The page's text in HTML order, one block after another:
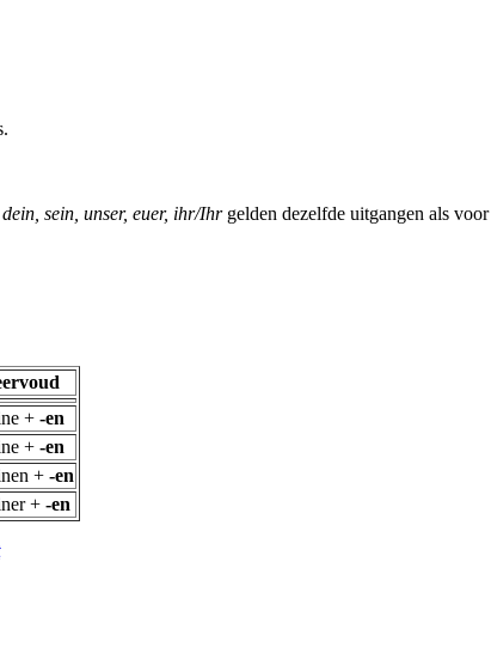
sein, unser, euer, ihr/Ihrgelden dezelfde uitgangen als voor
+ -en
+ -en
+ -en
+ -en